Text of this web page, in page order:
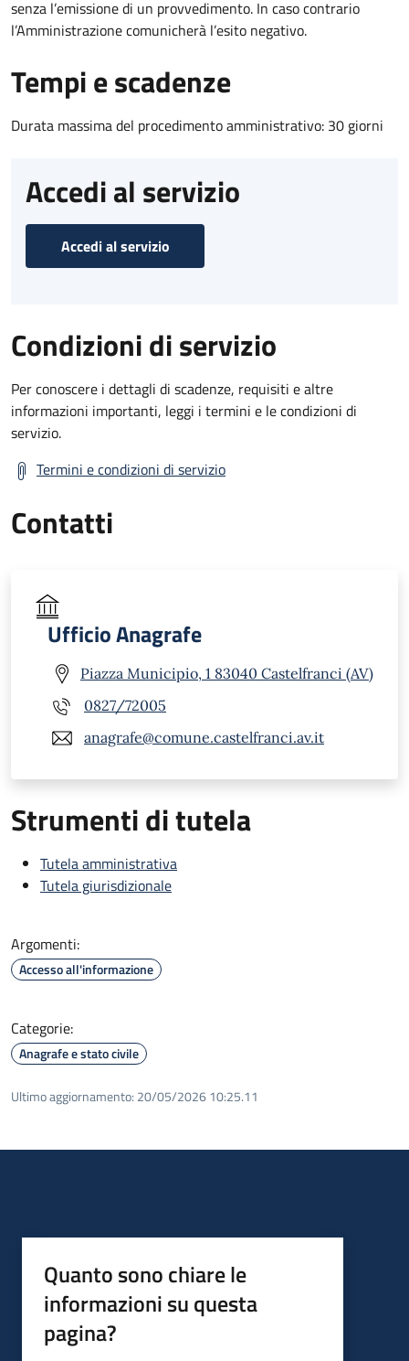
senza l’emissione di un provvedimento. In caso contrario
l’Amministrazione comunicherà l’esito negativo.
Tempi e scadenze
Durata massima del procedimento amministrativo: 30 giorni
Accedi al servizio
Accedi al servizio
Condizioni di servizio
Per conoscere i dettagli di scadenze, requisiti e altre
informazioni importanti, leggi i termini e le condizioni di
servizio.
Termini e condizioni di servizio
Contatti
Ufficio Anagrafe
Piazza Municipio, 1 83040 Castelfranci (AV)
0827/72005
anagrafe@comune.castelfranci.av.it
Strumenti di tutela
Tutela amministrativa
Tutela giurisdizionale
Argomenti:
Accesso all'informazione
Categorie:
Anagrafe e stato civile
Ultimo aggiornamento: 20/05/2026 10:25.11
Quanto sono chiare le
informazioni su questa
pagina?